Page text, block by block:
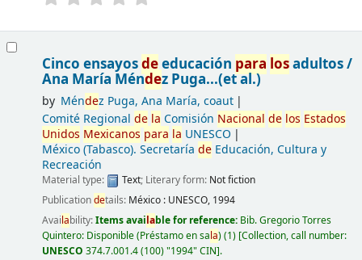
Cinco ensayosdeeducación para losadultos /
Ana María Méndez Puga...(et al.)
by Méndez Puga, Ana María, coaut
Comité Regional de la Comisión Nacional de los Estados
Unidos Mexicanos para la UNESCO
México (Tabasco). Secretaría deEducación, Cultura y
Recreación
Material type: Text; Literary form: Not fiction
Publicationdetails: México : UNESCO, 1994
Availability:Items available for reference: Bib. Gregorio Torres
Quintero: Disponible (Préstamo en sala)(1) Collection, call number:
UNESCO 374.7.001.4 (100) "1994" CIN .